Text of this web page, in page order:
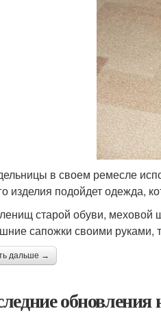
в своем ремесле
изделия подойдет одежда,
старой обуви,
сапожки своими
дальше →
обновления